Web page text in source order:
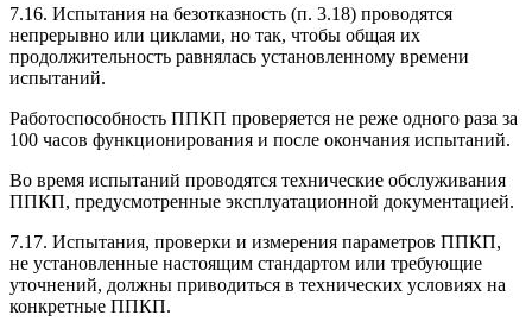
7.16. Испытания на безотказность (п. 3.18) проводятся
непрерывно или циклами, но так, чтобы общая их
продолжительность равнялась установленному времени
испытаний.
Работоспособность ППКП проверяется не реже одного раза за
100 часов функционирования и после окончания испытаний.
Во время испытаний проводятся технические обслуживания
ППКП, предусмотренные эксплуатационной документацией.
7.17. Испытания, проверки и измерения параметров ППКП,
не установленные настоящим стандартом или требующие
уточнений, должны приводиться в технических условиях на
конкретные ППКП.